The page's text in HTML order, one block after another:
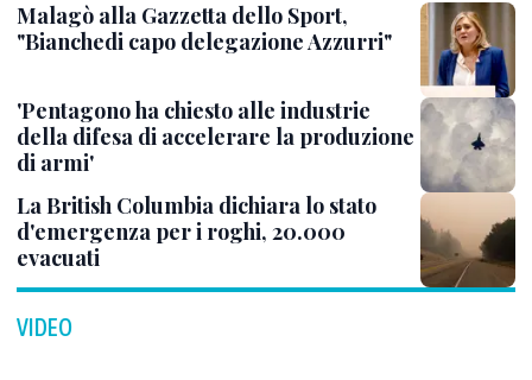
Malagò alla Gazzetta dello Sport,
"Bianchedi capo delegazione Azzurri"
'Pentagono ha chiesto alle industrie
della difesa di accelerare la produzione
di armi'
La British Columbia dichiara lo stato
d'emergenza per i roghi, 20.000
evacuati
VIDEO